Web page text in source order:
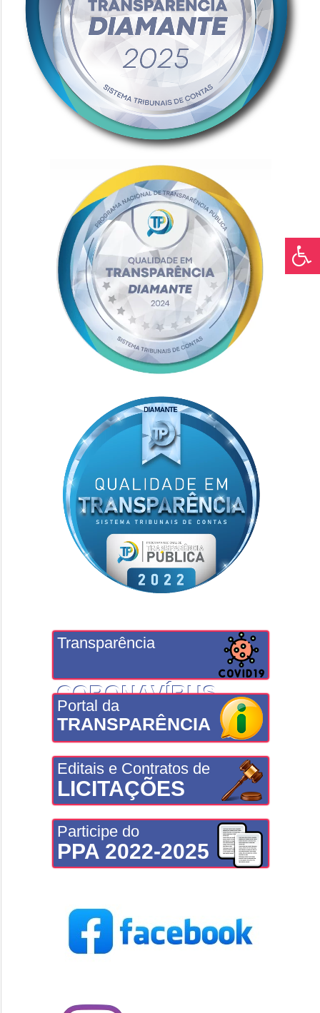
Transparência
CORONAVÍRUS
Portal da
TRANSPARÊNCIA
Editais e Contratos de
LICITAÇÕES
Participe do
PPA 2022-2025